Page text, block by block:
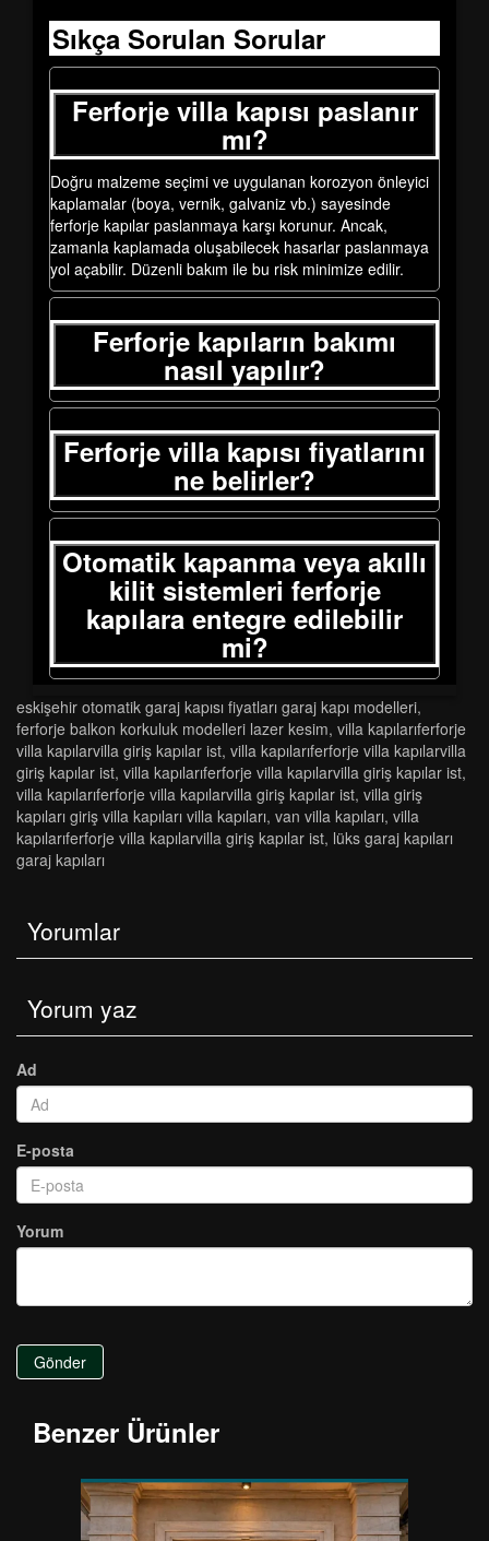
Sıkça Sorulan Sorular
Ferforje villa kapısı paslanır
mı?
Doğru malzeme seçimi ve uygulanan korozyon önleyici
kaplamalar (boya, vernik, galvaniz vb.) sayesinde
ferforje kapılar paslanmaya karşı korunur. Ancak,
zamanla kaplamada oluşabilecek hasarlar paslanmaya
yol açabilir. Düzenli bakım ile bu risk minimize edilir.
Ferforje kapıların bakımı
nasıl yapılır?
Ferforje villa kapısı fiyatlarını
ne belirler?
Otomatik kapanma veya akıllı
kilit sistemleri ferforje
kapılara entegre edilebilir
mi?
eskişehir otomatik garaj kapısı fiyatları garaj kapı modelleri,
ferforje balkon korkuluk modelleri lazer kesim, vi̇lla kapilariferforje
vi̇lla kapilarvi̇lla gi̇ri̇ş kapilar ist, vi̇lla kapilariferforje vi̇lla kapilarvi̇lla
gi̇ri̇ş kapilar ist, vi̇lla kapilariferforje vi̇lla kapilarvi̇lla gi̇ri̇ş kapilar ist,
vi̇lla kapilariferforje vi̇lla kapilarvi̇lla gi̇ri̇ş kapilar ist, vi̇lla gi̇ri̇ş
kapilari gi̇ri̇ş vi̇lla kapilari vi̇lla kapilari, van vi̇lla kapilari, vi̇lla
kapilariferforje vi̇lla kapilarvi̇lla gi̇ri̇ş kapilar ist, lüks garaj kapilari
garaj kapilari
Yorumlar
Yorum yaz
Ad
E-posta
Yorum
Gönder
Benzer Ürünler